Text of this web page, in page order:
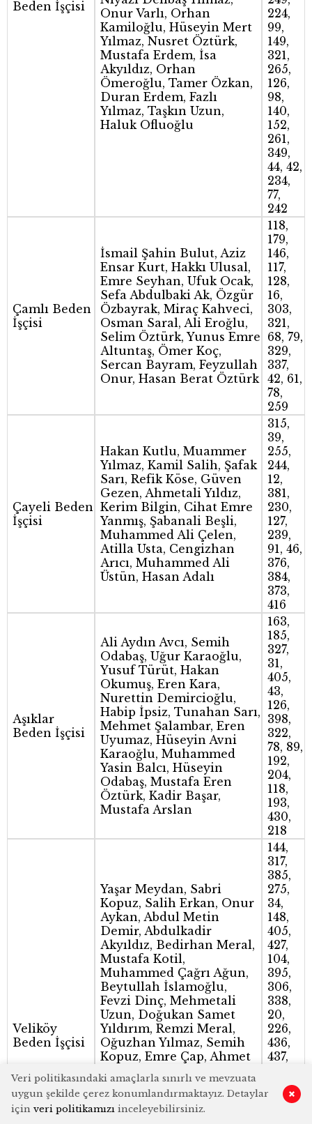
0
Beden İşçisi
Onur Varlı, Orhan
Kamiloğlu, Hüseyin Mert
Yılmaz, Nusret Öztürk,
Mustafa Erdem, İsa
Akyıldız, Orhan
Ömeroğlu, Tamer Özkan,
Duran Erdem, Fazlı
Yılmaz, Taşkın Uzun,
Haluk Ofluoğlu
224,
99,
149,
321,
265,
126,
98,
140,
152,
261,
349,
44, 42,
234,
77,
242
Çamlı Beden
İşçisi
İsmail Şahin Bulut, Aziz
Ensar Kurt, Hakkı Ulusal,
Emre Seyhan, Ufuk Ocak,
Sefa Abdulbaki Ak, Özgür
Özbayrak, Miraç Kahveci,
Osman Saral, Ali Eroğlu,
Selim Öztürk, Yunus Emre
Altuntaş, Ömer Koç,
Sercan Bayram, Feyzullah
Onur, Hasan Berat Öztürk
118,
179,
146,
117,
128,
16,
303,
321,
68, 79,
329,
337,
42, 61,
78,
259
Çayeli Beden
İşçisi
Hakan Kutlu, Muammer
Yılmaz, Kamil Salih, Şafak
Sarı, Refik Köse, Güven
Gezen, Ahmetali Yıldız,
Kerim Bilgin, Cihat Emre
Yanmış, Şabanali Beşli,
Muhammed Ali Çelen,
Atilla Usta, Cengizhan
Arıcı, Muhammed Ali
Üstün, Hasan Adalı
315,
39,
255,
244,
12,
381,
230,
127,
239,
91, 46,
376,
384,
373,
416
Aşıklar
Beden İşçisi
Ali Aydın Avcı, Semih
Odabaş, Uğur Karaoğlu,
Yusuf Türüt, Hakan
Okumuş, Eren Kara,
Nurettin Demircioğlu,
Habip İpsiz, Tunahan Sarı,
Mehmet Şalambar, Eren
Uyumaz, Hüseyin Avni
Karaoğlu, Muhammed
Yasin Balcı, Hüseyin
Odabaş, Mustafa Eren
Öztürk, Kadir Başar,
Mustafa Arslan
163,
185,
327,
31,
405,
43,
126,
398,
322,
78, 89,
192,
204,
118,
193,
430,
218
Veliköy
Beden İşçisi
Yaşar Meydan, Sabri
Kopuz, Salih Erkan, Onur
Aykan, Abdul Metin
Demir, Abdulkadir
Akyıldız, Bedirhan Meral,
Mustafa Kotil,
Muhammed Çağrı Ağun,
Beytullah İslamoğlu,
Fevzi Dinç, Mehmetali
Uzun, Doğukan Samet
Yıldırım, Remzi Meral,
Oğuzhan Yılmaz, Semih
Kopuz, Emre Çap, Ahmet
Ali Kopuz, Muhammed
Kandemir, Ahmet Polat
Taşkıran, Hasanberk Ağun,
Erdem Taşkıran, Bilal
144,
317,
385,
275,
34,
148,
405,
427,
104,
395,
306,
338,
20,
226,
436,
437,
298,
Veri politikasındaki amaçlarla sınırlı ve mevzuata
uygun şekilde çerez konumlandırmaktayız. Detaylar
için veri politikamızı inceleyebilirsiniz.